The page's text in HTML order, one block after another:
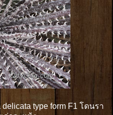
type form F1 โดนรา